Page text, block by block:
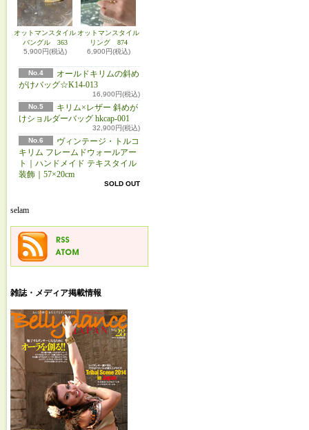
オットマンスタイル
バングル 363
5,900円(税込)
オットマンスタイル
リング 874
6,900円(税込)
No.4
オールドキリムの斜め
がけバッグ☆K14-013
16,900円(税込)
No.5
キリム×レザー 斜めが
けショルダーバッグ hkcap-001
32,900円(税込)
No.6
ヴィンテージ・トルコ
キリム フレームドウォールアー
ト｜ハンドメイド テキスタイル
装飾｜57×20cm
SOLD OUT
selam
雑誌・メディア掲載情報